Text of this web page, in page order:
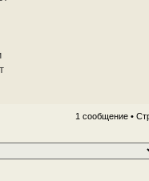
1 сообщение •